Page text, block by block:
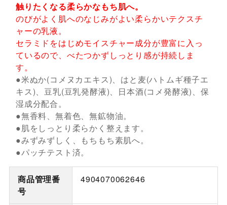
触りたくなる柔らかなもち肌へ。
のびがよく肌へのなじみがよい柔らかいテクスチ
ャーの乳液。
セラミドをはじめモイスチャー成分が豊富に入っ
ているので、べたつかずしっとり感が持続しま
す。
●米ぬか(コメヌカエキス)、はと麦(ハトムギ種子エ
キス)、豆乳(豆乳発酵液)、日本酒(コメ発酵液)、保
湿成分配合。
●無香料、無着色、無鉱物油。
●肌をしっとり柔らかく整えます。
●みずみずしく、もちもち素肌へ。
●パッチテスト済。
商品管理番
号
4904070062646